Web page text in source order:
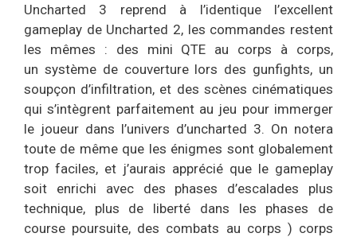
Uncharted 3 reprend à l’identique l’excellent
gameplay de Uncharted 2, les commandes restent
les mêmes : des mini QTE au corps à corps,
un système de couverture lors des gunfights, un
soupçon d’infiltration, et des scènes cinématiques
qui s’intègrent parfaitement au jeu pour immerger
le joueur dans l’univers d’uncharted 3. On notera
toute de même que les énigmes sont globalement
trop faciles, et j’aurais apprécié que le gameplay
soit enrichi avec des phases d’escalades plus
technique, plus de liberté dans les phases de
course poursuite, des combats au corps ) corps